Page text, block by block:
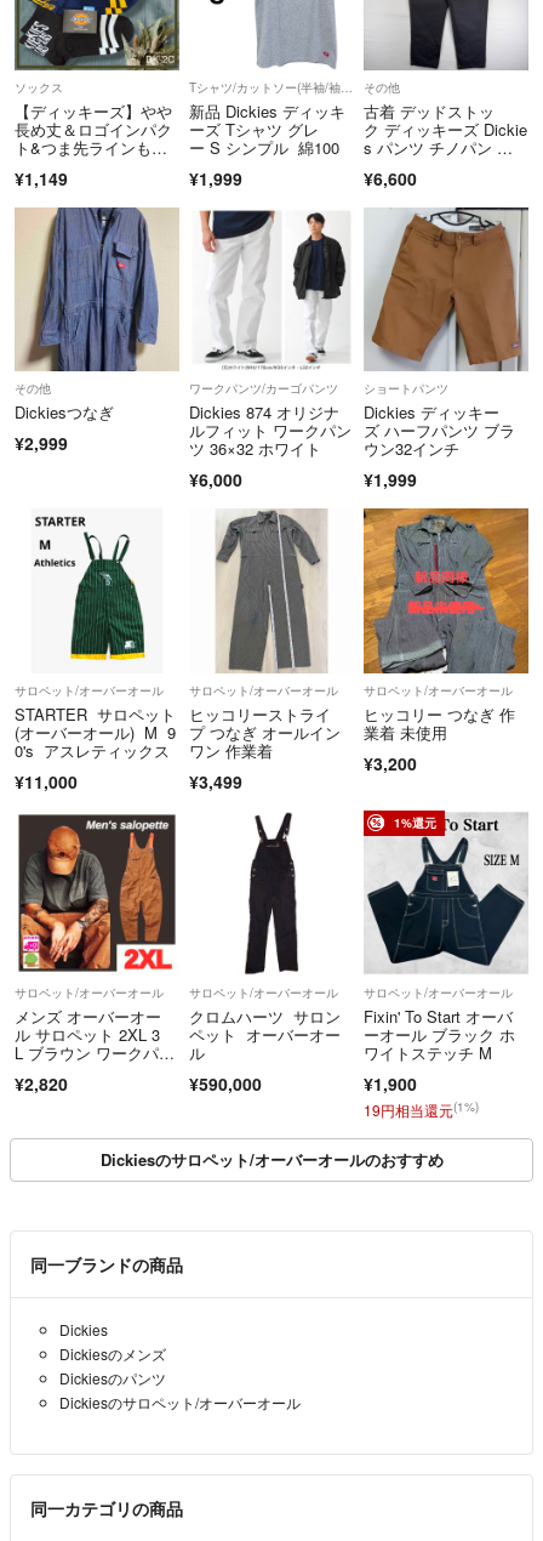
【価格交渉】
価格交渉については、常識のある範囲内でコメントお願い致します。
こちらもお客様のご要望になるべく寄せたいと思っているので、よろし
くお願い致します。
※値下げ交渉は、即決していただく方のみお願いします。
[送料]
全品送料無料でやらせていただきます!
発送は月・火・水・木・金曜日になります。
ご了承ください。
その他ご質問などございましたら
気軽にお問い合わせ下さい。
宜しくお願い致します。
ソックス
【ディッキーズ】やや
長め丈＆ロゴインパク
ト&つま先ラインも目
組
¥1,149
Tシャツ/カットソー(半袖/袖なし)
新品 Dickies ディッキ
ーズ Tシャツ グレ
ー S シンプル 綿100
¥1,999
その他
古着 デッドストッ
ク ディッキーズ Dickie
s パンツ チノパン ワ
ス 874 ジッパーフラ
系 メンズ
¥6,600
その他
Dickiesつなぎ
¥2,999
ワークパンツ/カーゴパンツ
Dickies 874 オリジナ
ルフィット ワークパン
ツ 36×32 ホワイト
¥6,000
ショートパンツ
Dickies ディッキー
ズ ハーフパンツ ブラ
ウン32インチ
¥1,999
サロペット/オーバーオール
STARTER サロペット
(オーバーオール) M 9
0's アスレティックス
¥11,000
サロペット/オーバーオール
ヒッコリーストライ
プ つなぎ オールイン
ワン 作業着
¥3,499
サロペット/オーバーオール
ヒッコリー つなぎ 作
業着 未使用
¥3,200
サロペット/オーバーオール
メンズ オーバーオー
ル サロペット 2XL 3
L ブラウン ワークパン
¥2,820
サロペット/オーバーオール
クロムハーツ サロン
ペット オーバーオー
ル
¥590,000
1%還元
サロペット/オーバーオール
Fixin' To Start オーバ
ーオール ブラック ホ
ワイトステッチ M
¥1,900
19円相当還元(1%)
Dickiesのサロペット/オーバーオールのおすすめ
同一ブランドの商品
Dickies
Dickiesのメンズ
Dickiesのパンツ
Dickiesのサロペット/オーバーオール
同一カテゴリの商品